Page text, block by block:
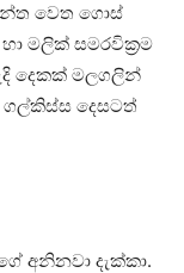
වෙත ගොස්
මලික් සමරවික්‍රම
දෙකක් මලගලින්
ගල්කිස්ස දෙසටත්
අනිනවා දැක්කා.